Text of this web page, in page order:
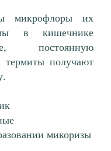
микрофлоры их
в кишечнике
постоянную
термиты получают
микоризы